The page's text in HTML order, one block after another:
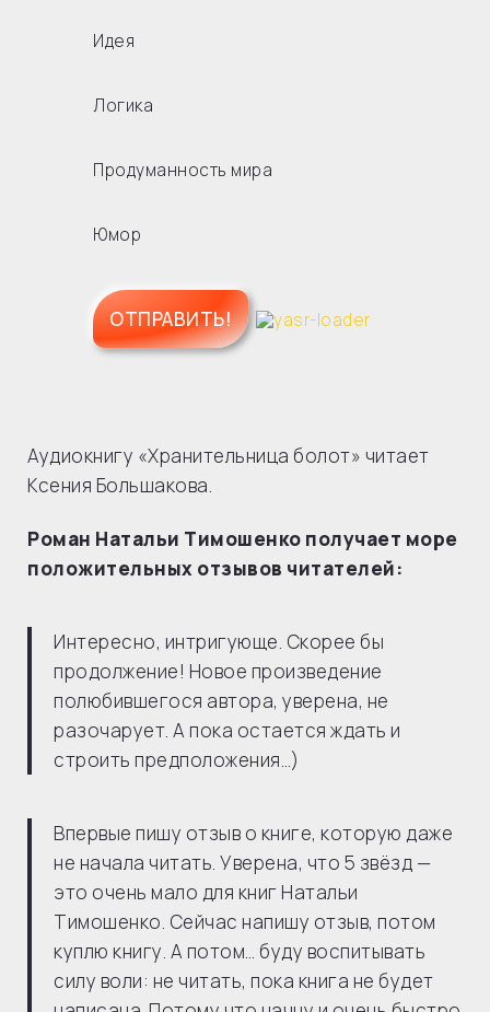
Идея
Логика
Продуманность мира
Юмор
Аудиокнигу «Хранительница болот» читает
Ксения Большакова.
Роман Натальи Тимошенко получает море
положительных отзывов читателей:
Интересно, интригующе. Скорее бы
продолжение! Новое произведение
полюбившегося автора, уверена, не
разочарует. А пока остается ждать и
строить предположения…)
Впервые пишу отзыв о книге, которую даже
не начала читать. Уверена, что 5 звёзд —
это очень мало для книг Натальи
Тимошенко. Сейчас напишу отзыв, потом
куплю книгу. А потом… буду воспитывать
силу воли: не читать, пока книга не будет